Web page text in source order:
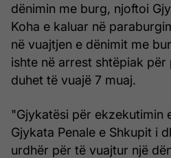
dënimin me burg, njoftoi
Koha e kaluar në
në vuajtjen e dënimit me
ishte në arrest shtëpiak për
duhet të vuajë 7 muaj.
"Gjykatësi për ekzekutimin
Gjykata Penale e Shkupit i
urdhër për të vuajtur një